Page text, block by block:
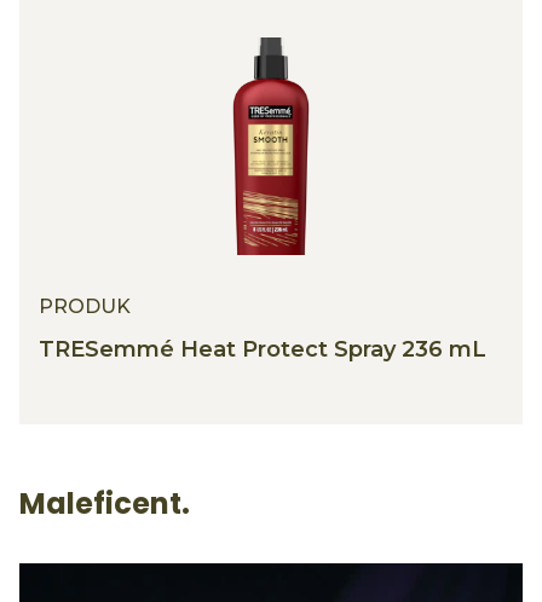
PRODUK
TRESemmé Heat Protect Spray 236 mL
Maleficent.